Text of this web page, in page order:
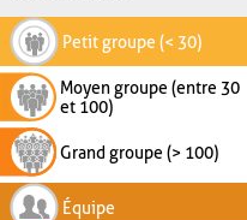
Petit groupe (< 30)
Moyen groupe (entre 30
et 100)
Grand groupe (> 100)
Équipe